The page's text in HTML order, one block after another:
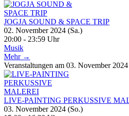
JOGJA SOUND & SPACE TRIP
02. November 2024 (Sa.)
20:00 - 23:59 Uhr
Musik
Mehr →
Veranstaltungen am 03. November
LIVE-PAINTING PERKUSSIVE
03. November 2024 (So.)